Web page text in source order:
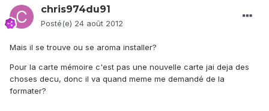
chris974du91
Posté(e) 24 août 2012
Mais il se trouve ou se aroma installer?
Pour la carte mémoire c'est pas une nouvelle carte jai deja des
choses decu, donc il va quand meme me demandé de la
formater?